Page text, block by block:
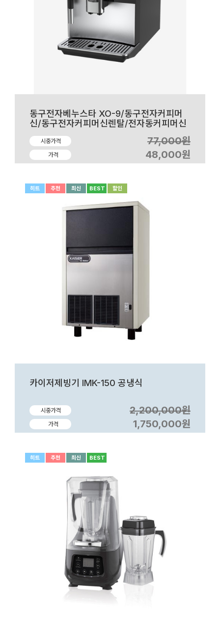
동구전자베누스타 XO-9/동구전자커피머
신/동구전자커피머신렌탈/전자동커피머신
매
시중가격 77,000원
가격 48,000원
카이저제빙기 IMK-150 공냉식
시중가격 2,200,000원
가격 1,750,000원
히트 추천 최신 BEST 할인
히트 추천 최신 BEST